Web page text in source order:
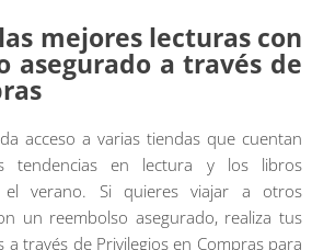
mejores lecturas con
asegurado a través de
acceso a varias tiendas que cuentan
tendencias en lectura y los libros
el verano. Si quieres viajar a otros
un reembolso asegurado, realiza tus
a través de Privilegios en Compras para